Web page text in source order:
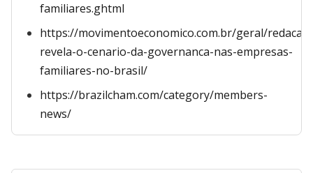
familiares.ghtml
https://movimentoeconomico.com.br/geral/
revela-o-cenario-da-governanca-nas-empresas-
familiares-no-brasil/
https://brazilcham.com/category/members-
news/